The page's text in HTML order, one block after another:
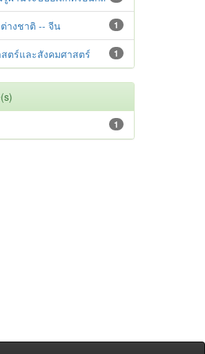
1
างชาติ -- จีน
1
ตร์และสังคมศาสตร์
1